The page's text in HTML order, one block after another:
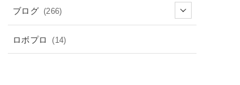
ブログ (266)
ロボプロ (14)